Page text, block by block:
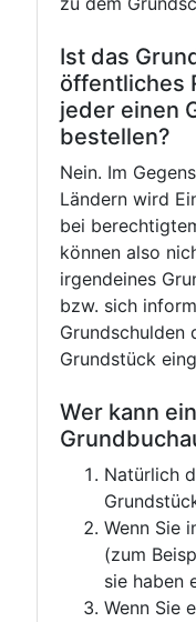
Ist das
öffentliches
jeder einen
bestellen?
Nein. Im
Ländern wird
bei
können also
irgendeines
bzw. sich
Grundschulden
Grundstück
Wer kann
Natürlich
Wenn Sie
(zum
sie haben
Wenn Sie